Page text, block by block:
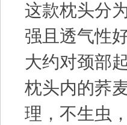
这款枕头分
强且透气性
大约对颈部
枕头内的荞
理，不生虫